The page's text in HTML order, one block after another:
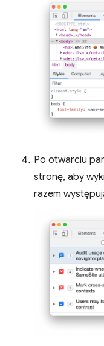
Po otwarciu
stronę, aby
razem